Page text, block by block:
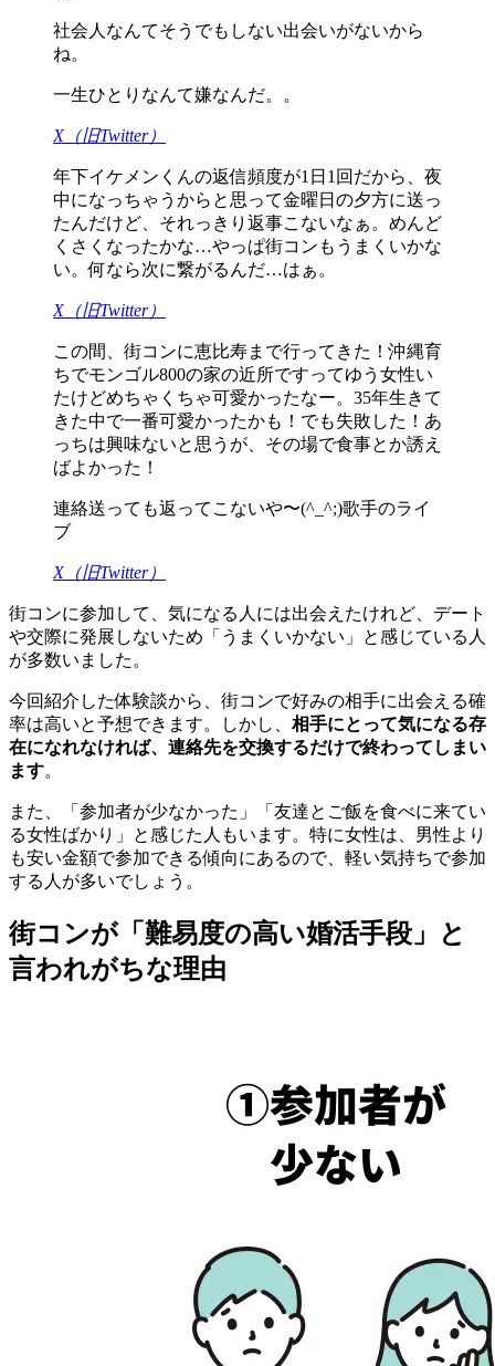
社会人なんてそうでもしない出会いがないから
ね。
一生ひとりなんて嫌なんだ。。
X（旧Twitter）
年下イケメンくんの返信頻度が1日1回だから、夜
中になっちゃうからと思って金曜日の夕方に送っ
たんだけど、それっきり返事こないなぁ。めんど
くさくなったかな…やっぱ街コンもうまくいかな
い。何なら次に繋がるんだ…はぁ。
X（旧Twitter）
この間、街コンに恵比寿まで行ってきた！沖縄育
ちでモンゴル800の家の近所ですってゆう女性い
たけどめちゃくちゃ可愛かったなー。35年生きて
きた中で一番可愛かったかも！でも失敗した！あ
っちは興味ないと思うが、その場で食事とか誘え
ばよかった！
連絡送っても返ってこないや〜(^_^;)歌手のライ
ブ
X（旧Twitter）
街コンに参加して、気になる人には出会えたけれど、デート
や交際に発展しないため「うまくいかない」と感じている人
が多数いました。
今回紹介した体験談から、街コンで好みの相手に出会える確
率は高いと予想できます。しかし、 相手にとって気になる存
在になれなければ、連絡先を交換するだけで終わってしまい
ます。
また、「参加者が少なかった」「友達とご飯を食べに来てい
る女性ばかり」と感じた人もいます。特に女性は、男性より
も安い金額で参加できる傾向にあるので、軽い気持ちで参加
する人が多いでしょう。
街コンが「難易度の高い婚活手段」と
言われがちな理由